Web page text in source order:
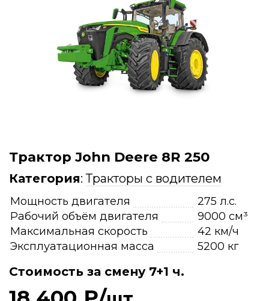
Трактор John Deere 8R 250
Категория:Тракторы с водителем
Мощность двигателя
275 л.с.
Рабочий объём двигателя
9000 см³
Максимальная скорость
42 км/ч
Эксплуатационная масса
5200 кг
Стоимость за смену 7+1 ч.